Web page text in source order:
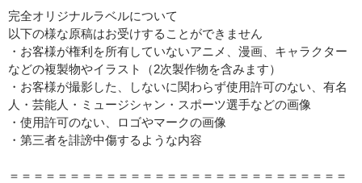
完全オリジナルラベルについて
以下の様な原稿はお受けすることができません
・お客様が権利を所有していないアニメ、漫画、キャラクター
などの複製物やイラスト（2次製作物を含みます）
・お客様が撮影した、しないに関わらず使用許可のない、有名
人・芸能人・ミュージシャン・スポーツ選手などの画像
・使用許可のない、ロゴやマークの画像
・第三者を誹謗中傷するような内容
＝＝＝＝＝＝＝＝＝＝＝＝＝＝＝＝＝＝＝＝＝＝＝＝＝＝＝＝